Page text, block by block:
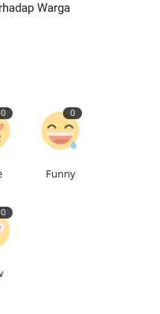
Warga
0 0
Funny
0